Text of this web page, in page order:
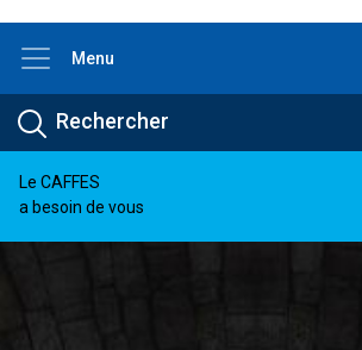
Menu
Le CAFFES
a besoin de vous